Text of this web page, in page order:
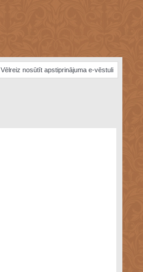
Vēlreiz nosūtīt apstiprinājuma e-vēstuli